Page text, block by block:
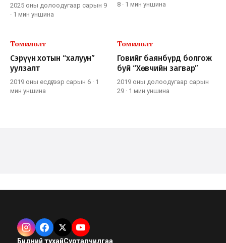
2025 оны долоодугаар сарын 9
· 1 мин уншина
8 · 1 мин уншина
Томилолт
Сэрүүн хотын “халуун”
уулзалт
2019 оны есдүгээр сарын 6 · 1
мин уншина
Томилолт
Говийг баянбүрд болгож
буй “Хөвчийн загвар”
2019 оны долоодугаар сарын
29 · 1 мин уншина
Бидний тухайСурталчилгаа